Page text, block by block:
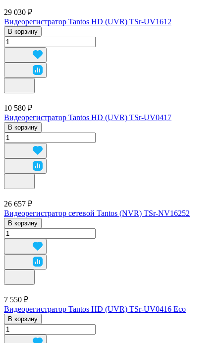
29 030 ₽
Видеорегистратор Tantos HD (UVR) TSr-UV1612
В корзину
10 580 ₽
Видеорегистратор Tantos HD (UVR) TSr-UV0417
В корзину
26 657 ₽
Видеорегистратор сетевой Tantos (NVR) TSr-NV16252
В корзину
7 550 ₽
Видеорегистратор Tantos HD (UVR) TSr-UV0416 Eco
В корзину